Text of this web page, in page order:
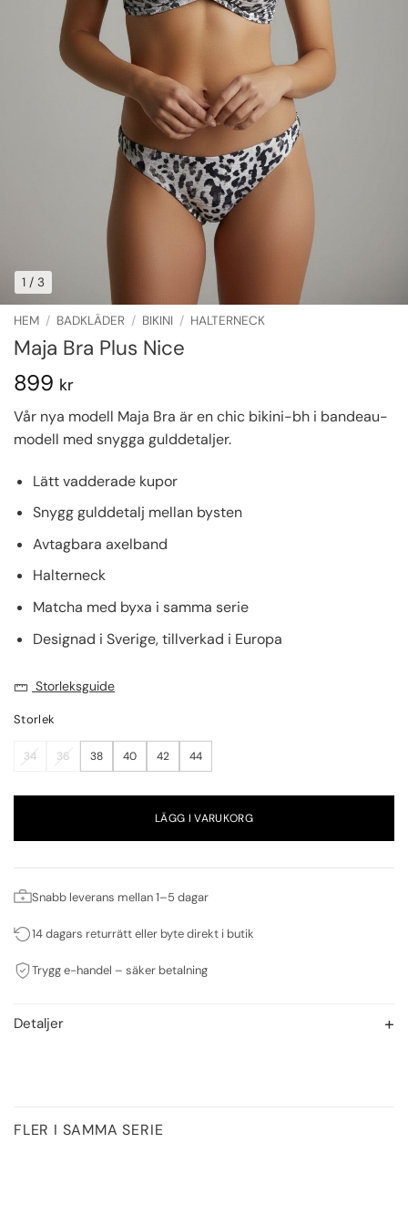
1 / 3
HEM / BADKLÄDER / BIKINI / HALTERNECK
Maja Bra Plus Nice
899 kr
Vår nya modell Maja Bra är en chic bikini-bh i bandeau-
modell med snygga gulddetaljer.
Lätt vadderade kupor
Snygg gulddetalj mellan bysten
Avtagbara axelband
Halterneck
Matcha med byxa i samma serie
Designad i Sverige, tillverkad i Europa
Storleksguide
Storlek
34 36 38 40 42 44
LÄGG I VARUKORG
Snabb leverans mellan 1–5 dagar
14 dagars returrätt eller byte direkt i butik
Trygg e-handel – säker betalning
Detaljer
FLER I SAMMA SERIE